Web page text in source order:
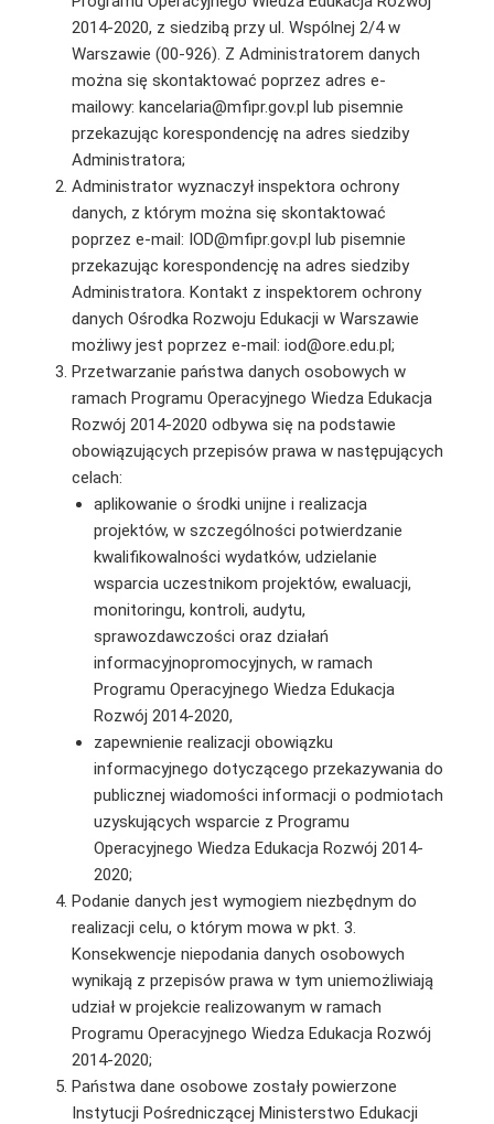
2014-2020, z siedzibą przy ul. Wspólnej 2/4 w
Warszawie (00-926). Z Administratorem danych
można się skontaktować poprzez adres e-
mailowy: kancelaria@mfipr.gov.pl lub pisemnie
przekazując korespondencję na adres siedziby
Administratora;
Administrator wyznaczył inspektora ochrony
danych, z którym można się skontaktować
poprzez e-mail: IOD@mfipr.gov.pl lub pisemnie
przekazując korespondencję na adres siedziby
Administratora. Kontakt z inspektorem ochrony
danych Ośrodka Rozwoju Edukacji w Warszawie
możliwy jest poprzez e-mail: iod@ore.edu.pl;
Przetwarzanie państwa danych osobowych w
ramach Programu Operacyjnego Wiedza Edukacja
Rozwój 2014-2020 odbywa się na podstawie
obowiązujących przepisów prawa w następujących
celach:
aplikowanie o środki unijne i realizacja
projektów, w szczególności potwierdzanie
kwalifikowalności wydatków, udzielanie
wsparcia uczestnikom projektów, ewaluacji,
monitoringu, kontroli, audytu,
sprawozdawczości oraz działań
informacyjnopromocyjnych, w ramach
Programu Operacyjnego Wiedza Edukacja
Rozwój 2014-2020,
zapewnienie realizacji obowiązku
informacyjnego dotyczącego przekazywania do
publicznej wiadomości informacji o podmiotach
uzyskujących wsparcie z Programu
Operacyjnego Wiedza Edukacja Rozwój 2014-
2020;
Podanie danych jest wymogiem niezbędnym do
realizacji celu, o którym mowa w pkt. 3.
Konsekwencje niepodania danych osobowych
wynikają z przepisów prawa w tym uniemożliwiają
udział w projekcie realizowanym w ramach
Programu Operacyjnego Wiedza Edukacja Rozwój
2014-2020;
Państwa dane osobowe zostały powierzone
Instytucji Pośredniczącej Ministerstwo Edukacji